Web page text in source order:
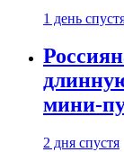
1 день
мини-
2 дня спустя